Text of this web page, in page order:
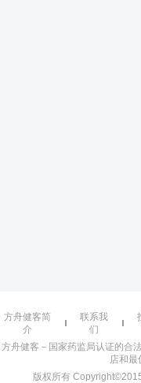
方舟健客简
介
联系我
们
方舟健客－国家药监局认证的合
店和最
版权所有